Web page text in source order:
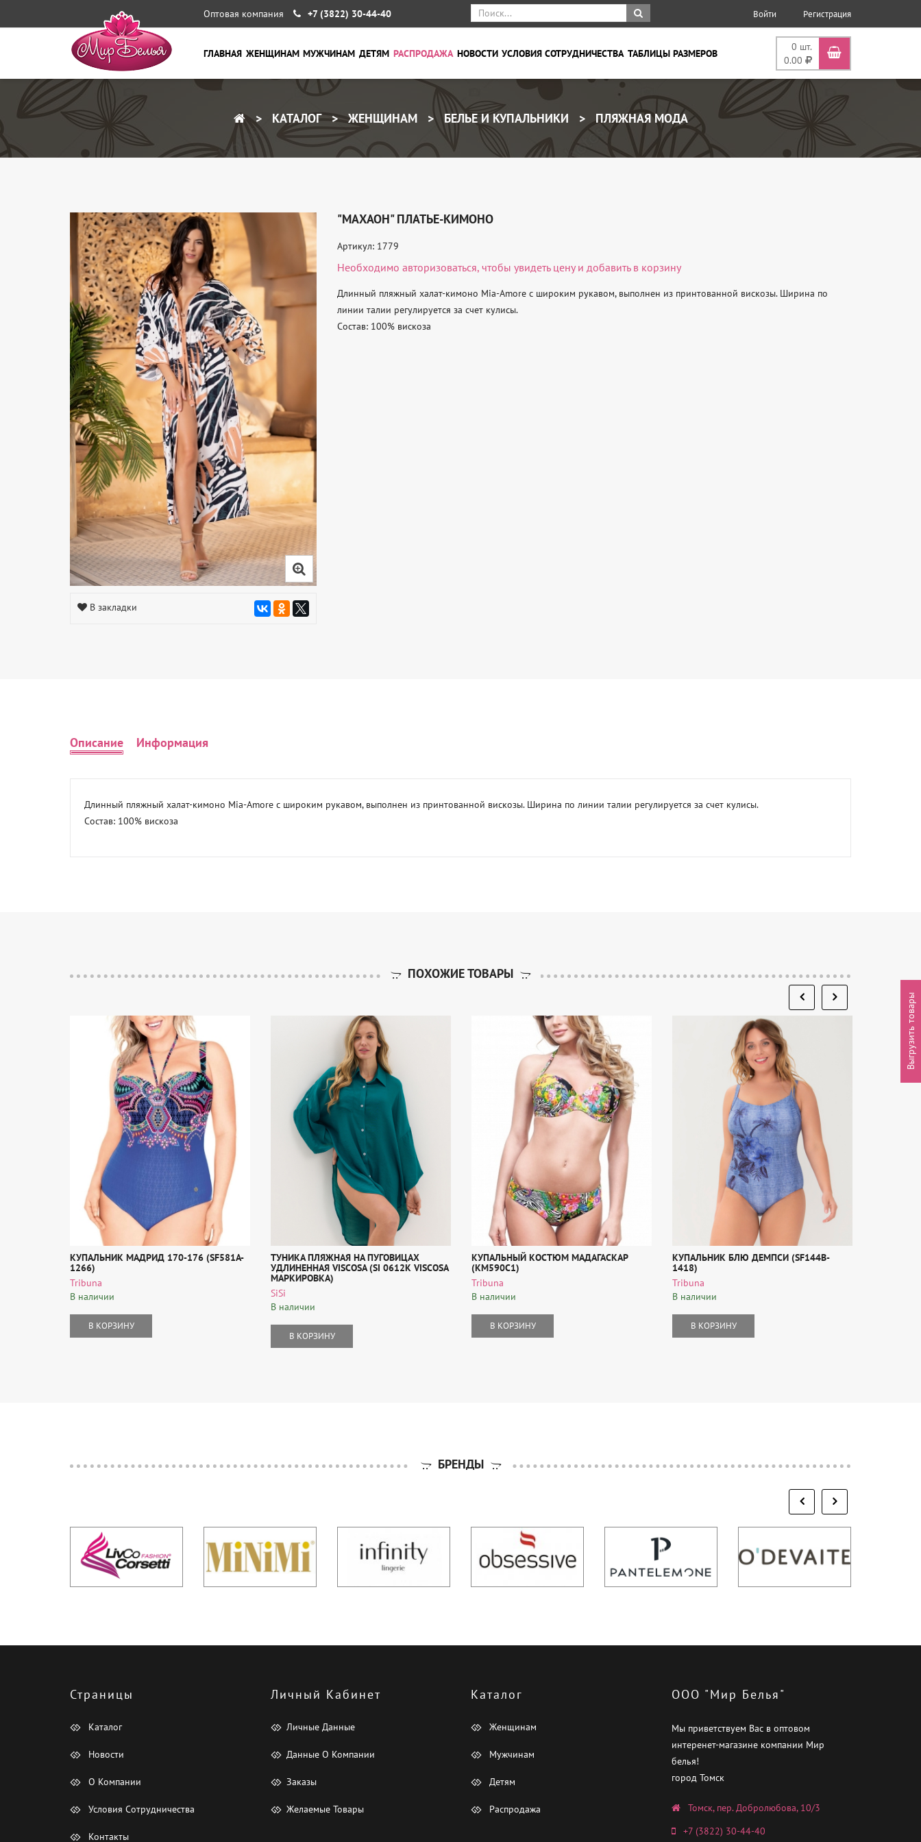
Оптовая компания +7 (3822) 30-44-40 Войти Регистрация
0 шт.
0.00
ГЛАВНАЯ ЖЕНЩИНАМ МУЖЧИНАМ ДЕТЯМ РАСПРОДАЖА НОВОСТИ УСЛОВИЯ СОТРУДНИЧЕСТВА ТАБЛИЦЫ РАЗМЕРОВ
КАТАЛОГ ЖЕНЩИНАМ БЕЛЬЕ И КУПАЛЬНИКИ ПЛЯЖНАЯ МОДА
В закладки
"МАХАОН" ПЛАТЬЕ-КИМОНО
Артикул: 1779
Необходимо авторизоваться, чтобы увидеть цену и добавить в корзину
Длинный пляжный халат-кимоно Mia-Amore с широким рукавом, выполнен из принтованной вискозы. Ширина по
линии талии регулируется за счет кулисы.
Состав: 100% вискоза
Описание Информация
Длинный пляжный халат-кимоно Mia-Amore с широким рукавом, выполнен из принтованной вискозы. Ширина по линии талии регулируется за счет кулисы.
Состав: 100% вискоза
ПОХОЖИЕ ТОВАРЫ
КУПАЛЬНИК МАДРИД 170-176 (SF581A-
1266)
Tribuna
В наличии
В КОРЗИНУ
ТУНИКА ПЛЯЖНАЯ НА ПУГОВИЦАХ
УДЛИНЕННАЯ VISCOSA (SI 0612K VISCOSA
МАРКИРОВКА)
SiSi
В наличии
В КОРЗИНУ
КУПАЛЬНЫЙ КОСТЮМ МАДАГАСКАР
(KM590C1)
Tribuna
В наличии
В КОРЗИНУ
КУПАЛЬНИК БЛЮ ДЕМПСИ (SF144B-
1418)
Tribuna
В наличии
В КОРЗИНУ
БРЕНДЫ
Страницы
Каталог
Новости
О Компании
Условия Сотрудничества
Контакты
Личный Кабинет
Личные Данные
Данные О Компании
Заказы
Желаемые Товары
Каталог
Женщинам
Мужчинам
Детям
Распродажа
ООО "Мир Белья"
Мы приветствуем Вас в оптовом
интеренет-магазине компании Мир
белья!
город Томск
Томск, пер. Добролюбова, 10/3
+7 (3822) 30-44-40
Выгрузить товары